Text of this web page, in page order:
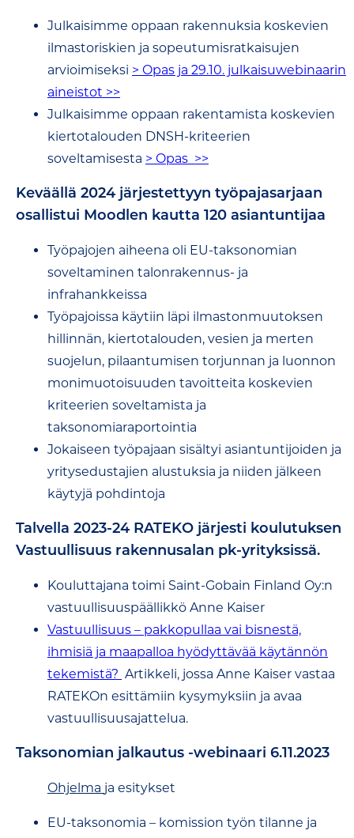
Julkaisimme oppaan rakennuksia koskevien
ilmastoriskien ja sopeutumisratkaisujen
arvioimiseksi > Opas ja 29.10. julkaisuwebinaarin
aineistot >>
Julkaisimme oppaan rakentamista koskevien
kiertotalouden DNSH-kriteerien
soveltamisesta > Opas >>
Keväällä 2024 järjestettyyn työpajasarjaan
osallistui Moodlen kautta 120 asiantuntijaa
Työpajojen aiheena oli EU-taksonomian
soveltaminen talonrakennus- ja
infrahankkeissa
Työpajoissa käytiin läpi ilmastonmuutoksen
hillinnän, kiertotalouden, vesien ja merten
suojelun, pilaantumisen torjunnan ja luonnon
monimuotoisuuden tavoitteita koskevien
kriteerien soveltamista ja
taksonomiaraportointia
Jokaiseen työpajaan sisältyi asiantuntijoiden ja
yritysedustajien alustuksia ja niiden jälkeen
käytyjä pohdintoja
Talvella 2023-24 RATEKO järjesti koulutuksen
Vastuullisuus rakennusalan pk-yrityksissä.
Kouluttajana toimi Saint-Gobain Finland Oy:n
vastuullisuuspäällikkö Anne Kaiser
Vastuullisuus – pakkopullaa vai bisnestä,
ihmisiä ja maapalloa hyödyttävää käytännön
tekemistä? Artikkeli, jossa Anne Kaiser vastaa
RATEKOn esittämiin kysymyksiin ja avaa
vastuullisuusajattelua.
Taksonomian jalkautus -webinaari 6.11.2023
Ohjelma ja esitykset
EU-taksonomia – komission työn tilanne ja